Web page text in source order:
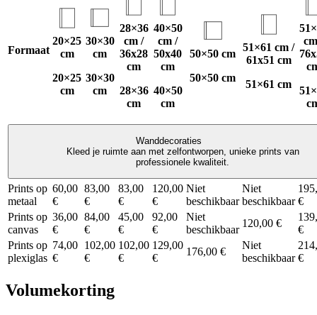
Formaat
20×25
cm
20×25
cm
30×30
cm
30×30
cm
28×36
cm /
36x28
cm
28×36
cm
40×50
cm /
50x40
cm
40×50
cm
50×50 cm
50×50 cm
51×61 cm /
61x51 cm
51×61 cm
Wanddecoraties
Kleed je ruimte aan met zelfontworpen, unieke prints van
professionele kwaliteit.
Prints op
metaal
60,00
€
83,00
€
83,00
€
120,00
€
Niet
beschikbaar
Niet
beschikbaar €
Prints op
canvas
36,00
€
84,00
€
45,00
€
92,00
€
Niet
beschikbaar
120,00 €
€
Prints op
plexiglas
74,00
€
102,00
€
102,00
€
129,00
€
176,00 €
Niet
beschikbaar €
Volumekorting